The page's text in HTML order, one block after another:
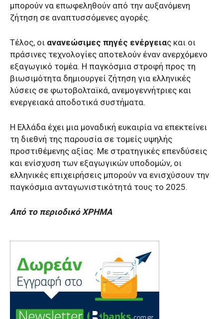
μπορούν να επωφεληθούν από την αυξανόμενη
ζήτηση σε αναπτυσσόμενες αγορές.
Τέλος, οι ανανεώσιμες πηγές ενέργειας και οι
πράσινες τεχνολογίες αποτελούν έναν ανερχόμενο
εξαγωγικό τομέα. Η παγκόσμια στροφή προς τη
βιωσιμότητα δημιουργεί ζήτηση για ελληνικές
λύσεις σε φωτοβολταϊκά, ανεμογεννήτριες και
ενεργειακά αποδοτικά συστήματα.
Η Ελλάδα έχει μια μοναδική ευκαιρία να επεκτείνει
τη διεθνή της παρουσία σε τομείς υψηλής
προστιθέμενης αξίας. Με στρατηγικές επενδύσεις
και ενίσχυση των εξαγωγικών υποδομών, οι
ελληνικές επιχειρήσεις μπορούν να ενισχύσουν την
παγκόσμια ανταγωνιστικότητά τους το 2025.
Aπό το περιοδικό ΧΡΗΜΑ